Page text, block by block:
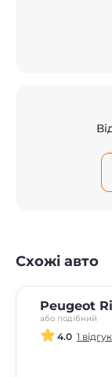
Схожі авто
Peugeot
або подібний
4.0 1 відгук